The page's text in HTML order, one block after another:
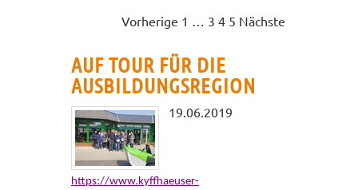
Vorherige 1 3 4 5 Nächste
AUF TOUR FÜR DIE
AUSBILDUNGSREGION
19.06.2019
https://www.kyffhaeuser-